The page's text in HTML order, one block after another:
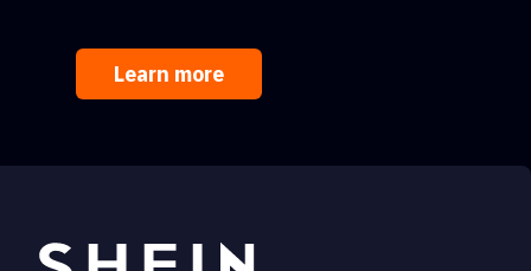
Learn more